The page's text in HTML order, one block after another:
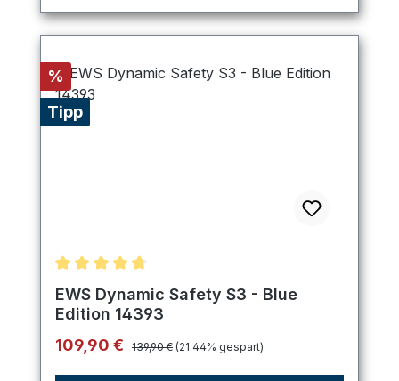
Rabatt
%
Tipp
Durchschnittliche Bewertung von 4.8 von 5
EWS Dynamic Safety S3 - Blue
Edition 14393
Verkaufspreis:
109,90 € Regulärer Preis:
139,90 € (21.44% gespart)